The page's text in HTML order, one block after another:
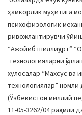
ҳамкорлик муҳитига
психофизологик
ривожлантирувчи
“Ажойиб шиллиқурт”
технологияларни
хулосалар “Махсус ва
технологиялар” номли
(Ўзбекистон миллий
11-05-3262/04 рақамли